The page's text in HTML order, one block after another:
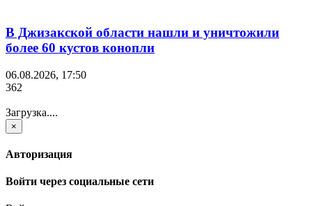
В Джизакской области нашли и уничтожили
более 60 кустов конопли
06.08.2026, 17:50
362
Загрузка....
×
Авторизация
Войти через социальные сети